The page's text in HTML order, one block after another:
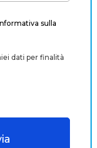
sulla
dati per finalità